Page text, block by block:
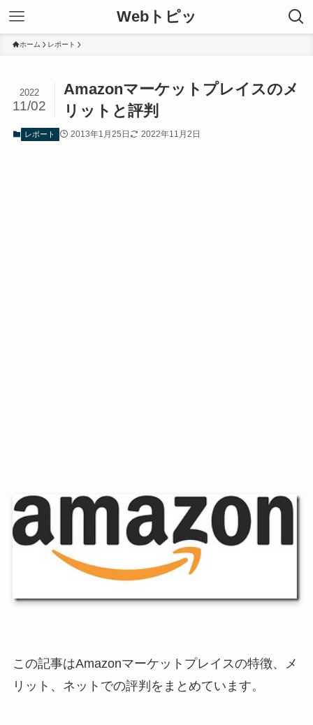
Webトピッ
ホーム レポート
Amazonマーケットプレイスのメ
リットと評判
2022
11/02
レポート 2013年1月25日 2022年11月2日
この記事はAmazonマーケットプレイスの特徴、メ
リット、ネットでの評判をまとめています。